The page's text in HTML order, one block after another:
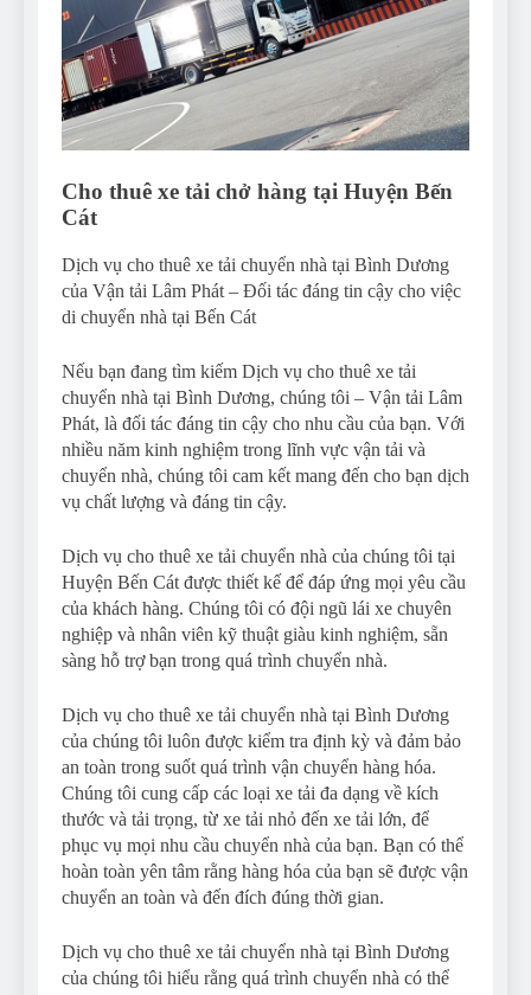
Cho thuê xe tải chở hàng tại Huyện Bến
Cát
Dịch vụ cho thuê xe tải chuyển nhà tại Bình Dương
của Vận tải Lâm Phát – Đối tác đáng tin cậy cho việc
di chuyển nhà tại Bến Cát
Nếu bạn đang tìm kiếm Dịch vụ cho thuê xe tải
chuyển nhà tại Bình Dương, chúng tôi – Vận tải Lâm
Phát, là đối tác đáng tin cậy cho nhu cầu của bạn. Với
nhiều năm kinh nghiệm trong lĩnh vực vận tải và
chuyển nhà, chúng tôi cam kết mang đến cho bạn dịch
vụ chất lượng và đáng tin cậy.
Dịch vụ cho thuê xe tải chuyển nhà của chúng tôi tại
Huyện Bến Cát được thiết kế để đáp ứng mọi yêu cầu
của khách hàng. Chúng tôi có đội ngũ lái xe chuyên
nghiệp và nhân viên kỹ thuật giàu kinh nghiệm, sẵn
sàng hỗ trợ bạn trong quá trình chuyển nhà.
Dịch vụ cho thuê xe tải chuyển nhà tại Bình Dương
của chúng tôi luôn được kiểm tra định kỳ và đảm bảo
an toàn trong suốt quá trình vận chuyển hàng hóa.
Chúng tôi cung cấp các loại xe tải đa dạng về kích
thước và tải trọng, từ xe tải nhỏ đến xe tải lớn, để
phục vụ mọi nhu cầu chuyển nhà của bạn. Bạn có thể
hoàn toàn yên tâm rằng hàng hóa của bạn sẽ được vận
chuyển an toàn và đến đích đúng thời gian.
Dịch vụ cho thuê xe tải chuyển nhà tại Bình Dương
của chúng tôi hiểu rằng quá trình chuyển nhà có thể